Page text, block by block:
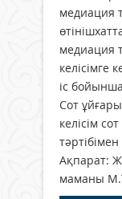
медиация
медиация
келісімге
іс
Сот
келісім
тәртібімен
Ақпарат:
маманы